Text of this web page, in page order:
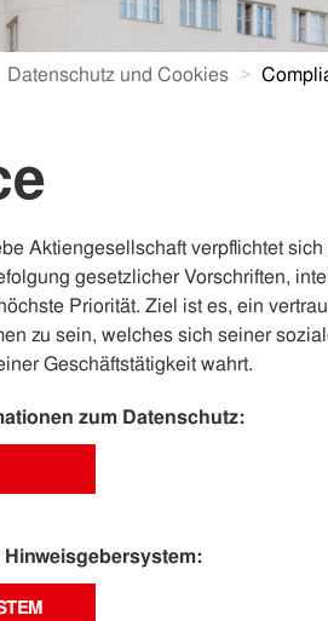
Datenschutz und Cookies
Aktiengesellschaft verpflichtet
gesetzlicher Vorschriften,
Priorität. Ziel ist es, ein
zu sein, welches sich seiner
Geschäftstätigkeit wahrt.
zum Datenschutz: